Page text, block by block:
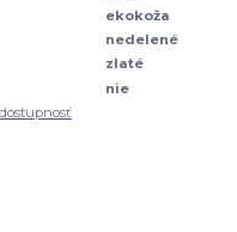
ekokoža
nedelené
zlaté
nie